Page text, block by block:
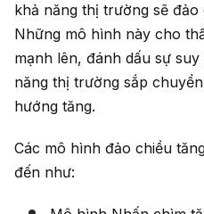
khả năng thị trường sẽ đảo
Những mô hình này cho
mạnh lên, đánh dấu sự
năng thị trường sắp
hướng tăng.
Các mô hình đảo chiều
đến như: